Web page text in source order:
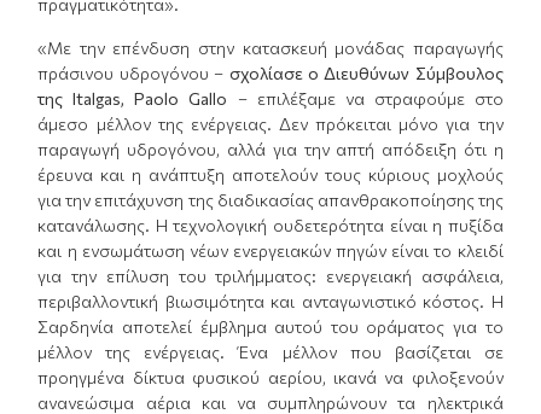
πραγματικότητα».
«Με την επένδυση στην κατασκευή μονάδας παραγωγής
πράσινου υδρογόνου – σχολίασε ο Διευθύνων Σύμβουλος
της Italgas, Paolo Gallo – επιλέξαμε να στραφούμε στο
άμεσο μέλλον της ενέργειας. Δεν πρόκειται μόνο για την
παραγωγή υδρογόνου, αλλά για την απτή απόδειξη ότι η
έρευνα και η ανάπτυξη αποτελούν τους κύριους μοχλούς
για την επιτάχυνση της διαδικασίας απανθρακοποίησης της
κατανάλωσης. Η τεχνολογική ουδετερότητα είναι η πυξίδα
και η ενσωμάτωση νέων ενεργειακών πηγών είναι το κλειδί
για την επίλυση του τριλήμματος: ενεργειακή ασφάλεια,
περιβαλλοντική βιωσιμότητα και ανταγωνιστικό κόστος. Η
Σαρδηνία αποτελεί έμβλημα αυτού του οράματος για το
μέλλον της ενέργειας. Ένα μέλλον που βασίζεται σε
προηγμένα δίκτυα φυσικού αερίου, ικανά να φιλοξενούν
ανανεώσιμα αέρια και να συμπληρώνουν τα ηλεκτρικά